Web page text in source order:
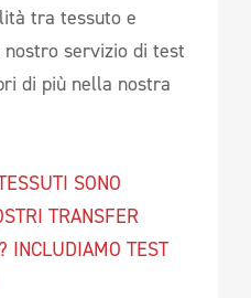
tra tessuto e
servizio di test
di più nella nostra
SONO
TRANSFER
INCLUDIAMO TEST